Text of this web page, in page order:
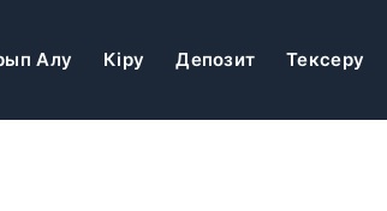
Алу Кіру Депозит Тексеру